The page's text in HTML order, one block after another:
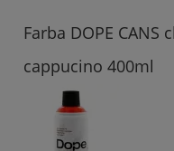
Farba DOPE CANS
cappucino 400ml